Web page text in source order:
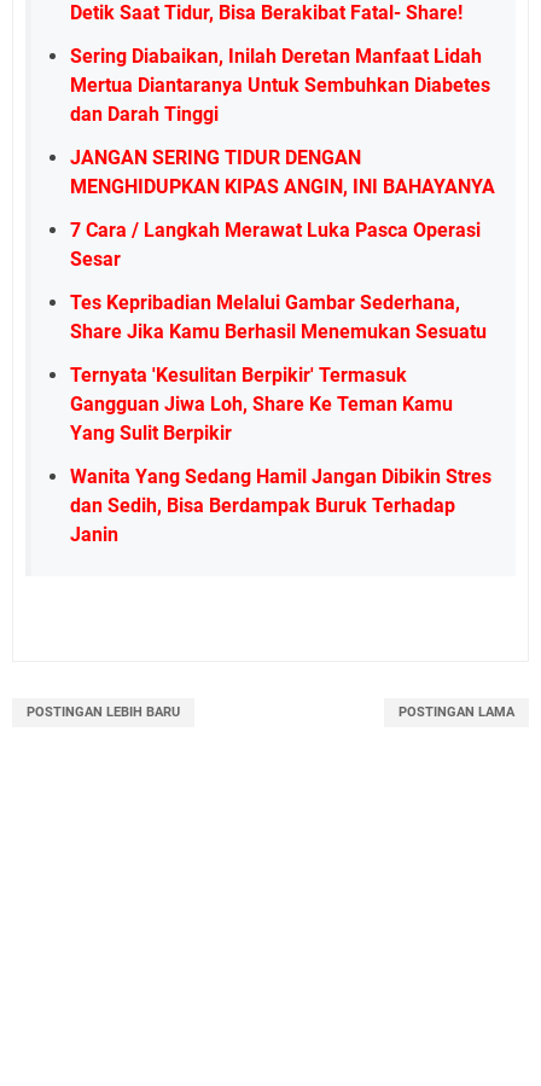
Detik Saat Tidur, Bisa Berakibat Fatal- Share!
Sering Diabaikan, Inilah Deretan Manfaat Lidah
Mertua Diantaranya Untuk Sembuhkan Diabetes
dan Darah Tinggi
JANGAN SERING TIDUR DENGAN
MENGHIDUPKAN KIPAS ANGIN, INI BAHAYANYA
7 Cara / Langkah Merawat Luka Pasca Operasi
Sesar
Tes Kepribadian Melalui Gambar Sederhana,
Share Jika Kamu Berhasil Menemukan Sesuatu
Ternyata 'Kesulitan Berpikir' Termasuk
Gangguan Jiwa Loh, Share Ke Teman Kamu
Yang Sulit Berpikir
Wanita Yang Sedang Hamil Jangan Dibikin Stres
dan Sedih, Bisa Berdampak Buruk Terhadap
Janin
POSTINGAN LEBIH BARU POSTINGAN LAMA